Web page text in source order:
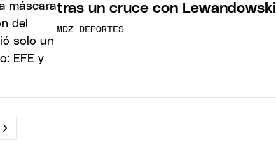
tras un cruce con Lewandowski
MDZ DEPORTES